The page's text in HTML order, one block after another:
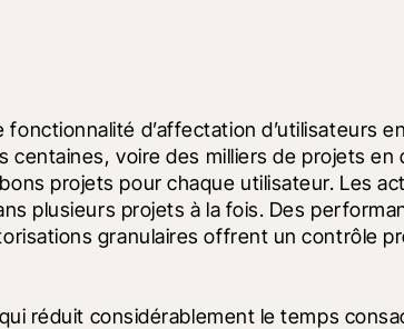
d’affectation d’utilisateurs
voire des milliers de projets
projets pour chaque utilisateur. Les
plusieurs projets à la fois. Des
granulaires offrent un contrôle
réduit considérablement le temps